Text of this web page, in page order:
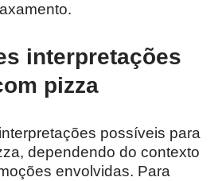
interpretações
pizza
possíveis para
dependendo do contexto
envolvidas. Para